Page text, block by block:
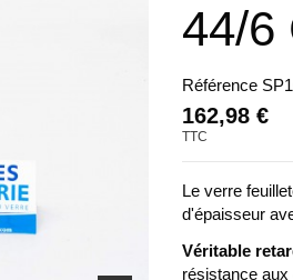
44/6
Référence
162,98 €
TTC
Le verre
d'épaisseur
Véritable
résistance